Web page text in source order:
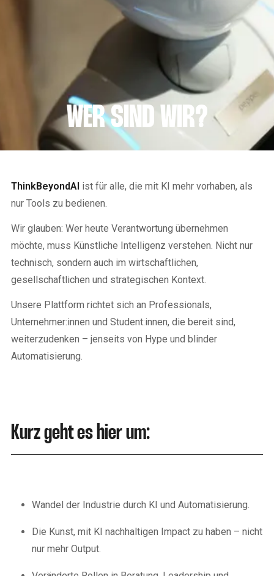
WER SIND WIR?
ThinkBeyondAI ist für alle, die mit KI mehr vorhaben, als
nur Tools zu bedienen.
Wir glauben: Wer heute Verantwortung übernehmen
möchte, muss Künstliche Intelligenz verstehen. Nicht nur
technisch, sondern auch im wirtschaftlichen,
gesellschaftlichen und strategischen Kontext.
Unsere Plattform richtet sich an Professionals,
Unternehmer:innen und Student:innen, die bereit sind,
weiterzudenken – jenseits von Hype und blinder
Automatisierung.
Kurz geht es hier um:
Wandel der Industrie durch KI und Automatisierung.
Die Kunst, mit KI nachhaltigen Impact zu haben – nicht
nur mehr Output.